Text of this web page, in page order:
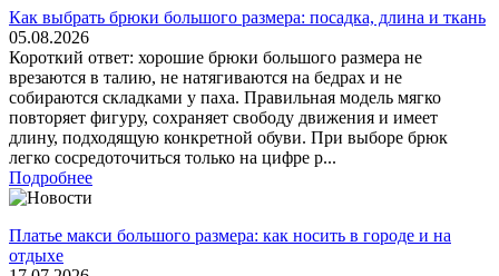
Как выбрать брюки большого размера: посадка, длина и ткань
05.08.2026
Короткий ответ: хорошие брюки большого размера не
врезаются в талию, не натягиваются на бедрах и не
собираются складками у паха. Правильная модель мягко
повторяет фигуру, сохраняет свободу движения и имеет
длину, подходящую конкретной обуви. При выборе брюк
легко сосредоточиться только на цифре р...
Подробнее
Платье макси большого размера: как носить в городе и на
отдыхе